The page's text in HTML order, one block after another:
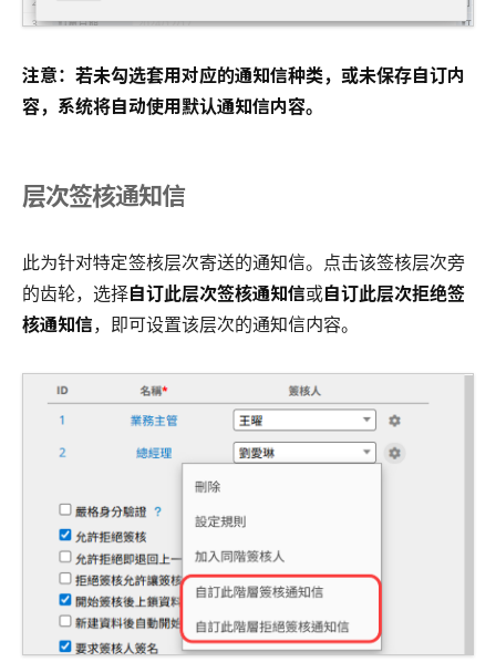
注意：若未勾选套用对应的通知信种类，或未保存自订内
容，系统将自动使用默认通知信内容。
层次签核通知信
此为针对特定签核层次寄送的通知信。点击该签核层次旁
的齿轮，选择自订此层次签核通知信或自订此层次拒绝签
核通知信，即可设置该层次的通知信内容。